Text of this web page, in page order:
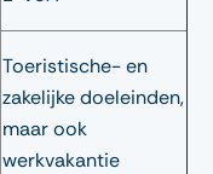
Toeristische- en
zakelijke doeleinden,
maar ook
werkvakantie